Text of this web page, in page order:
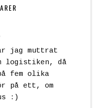
jag muttrat
logistiken, då
fem olika
på ett, om
:)